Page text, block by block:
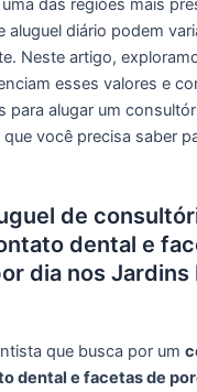
aluguel diário podem
Neste artigo,
esses valores e
para alugar um
você precisa saber
de
dental e
dia nos Jardins
que busca por um
dental e facetas de